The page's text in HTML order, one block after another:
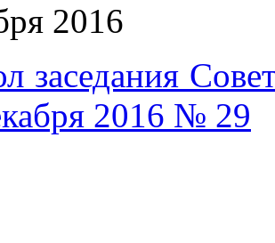
2016
заседания
2016 № 29